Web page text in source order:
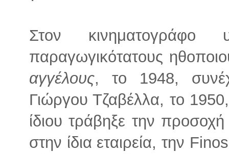
Στον
παραγωγικότατους
αγγέλους, το 1948,
Γιώργου Τζαβέλλα, το
ίδιου τράβηξε την
στην ίδια εταιρεία, την